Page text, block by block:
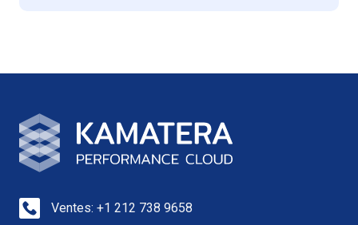
Ventes: +1 212 738 9658